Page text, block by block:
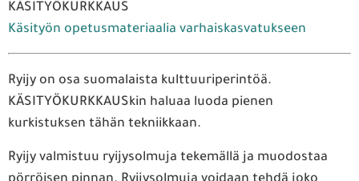
KÄSITYÖKURKKAUS
Käsityön opetusmateriaalia varhaiskasvatukseen
Ryijy on osa suomalaista kulttuuriperintöä.
KÄSITYÖKURKKAUSkin haluaa luoda pienen
kurkistuksen tähän tekniikkaan.
Ryijy valmistuu ryijysolmuja tekemällä ja muodostaa